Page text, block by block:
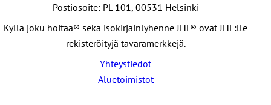
Postiosoite: PL 101, 00531 Helsinki
Kyllä joku hoitaa® sekä isokirjainlyhenne JHL® ovat JHL:lle
rekisteröityjä tavaramerkkejä.
Yhteystiedot
Aluetoimistot